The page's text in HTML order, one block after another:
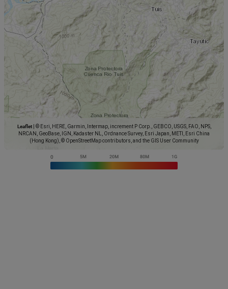
Leaflet
© Esri, HERE, Garmin, Intermap, increment P Corp., GEBCO, USGS, FAO, NPS,
NRCAN, GeoBase, IGN, Kadaster NL, Ordnance Survey, Esri Japan, METI, Esri China
(Hong Kong), © OpenStreetMap contributors, and the GIS User Community